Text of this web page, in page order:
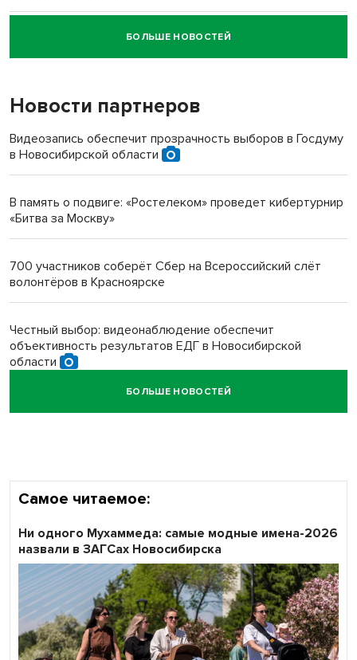
Новосибирский суд наказал водителя за смерть
пенсионерки на вокзале
«Мы живём на пастбище!»: в новосибирском селе лошади
терроризируют жителей
Инвалид получил условный срок за избиение врачей
БОЛЬШЕ НОВОСТЕЙ
Новости партнеров
Видеозапись обеспечит прозрачность выборов в Госдуму
в Новосибирской области
В память о подвиге: «Ростелеком» проведет кибертурнир
«Битва за Москву»
700 участников соберёт Сбер на Всероссийский слёт
волонтёров в Красноярске
Честный выбор: видеонаблюдение обеспечит
объективность результатов ЕДГ в Новосибирской
области
Кибертанки пошли в бой: «Ростелеком» объявляет
БОЛЬШЕ НОВОСТЕЙ
Самое читаемое:
Ни одного Мухаммеда: самые модные имена-2026
назвали в ЗАГСах Новосибирска